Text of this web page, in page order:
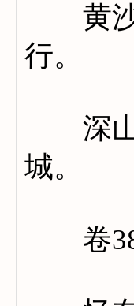
黄沙
行。
深山
城。
卷